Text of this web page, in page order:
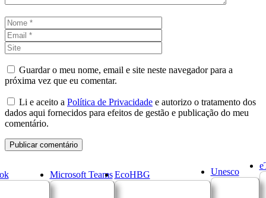
Nome
Guardar o meu nome, email e site neste navegador para a
próxima vez que eu comentar.
Li e aceito a Política de Privacidade e autorizo o tratamento dos
dados aqui fornecidos para efeitos de gestão e publicação do meu
comentário.
Microsoft Teams EcoHBG Unesco